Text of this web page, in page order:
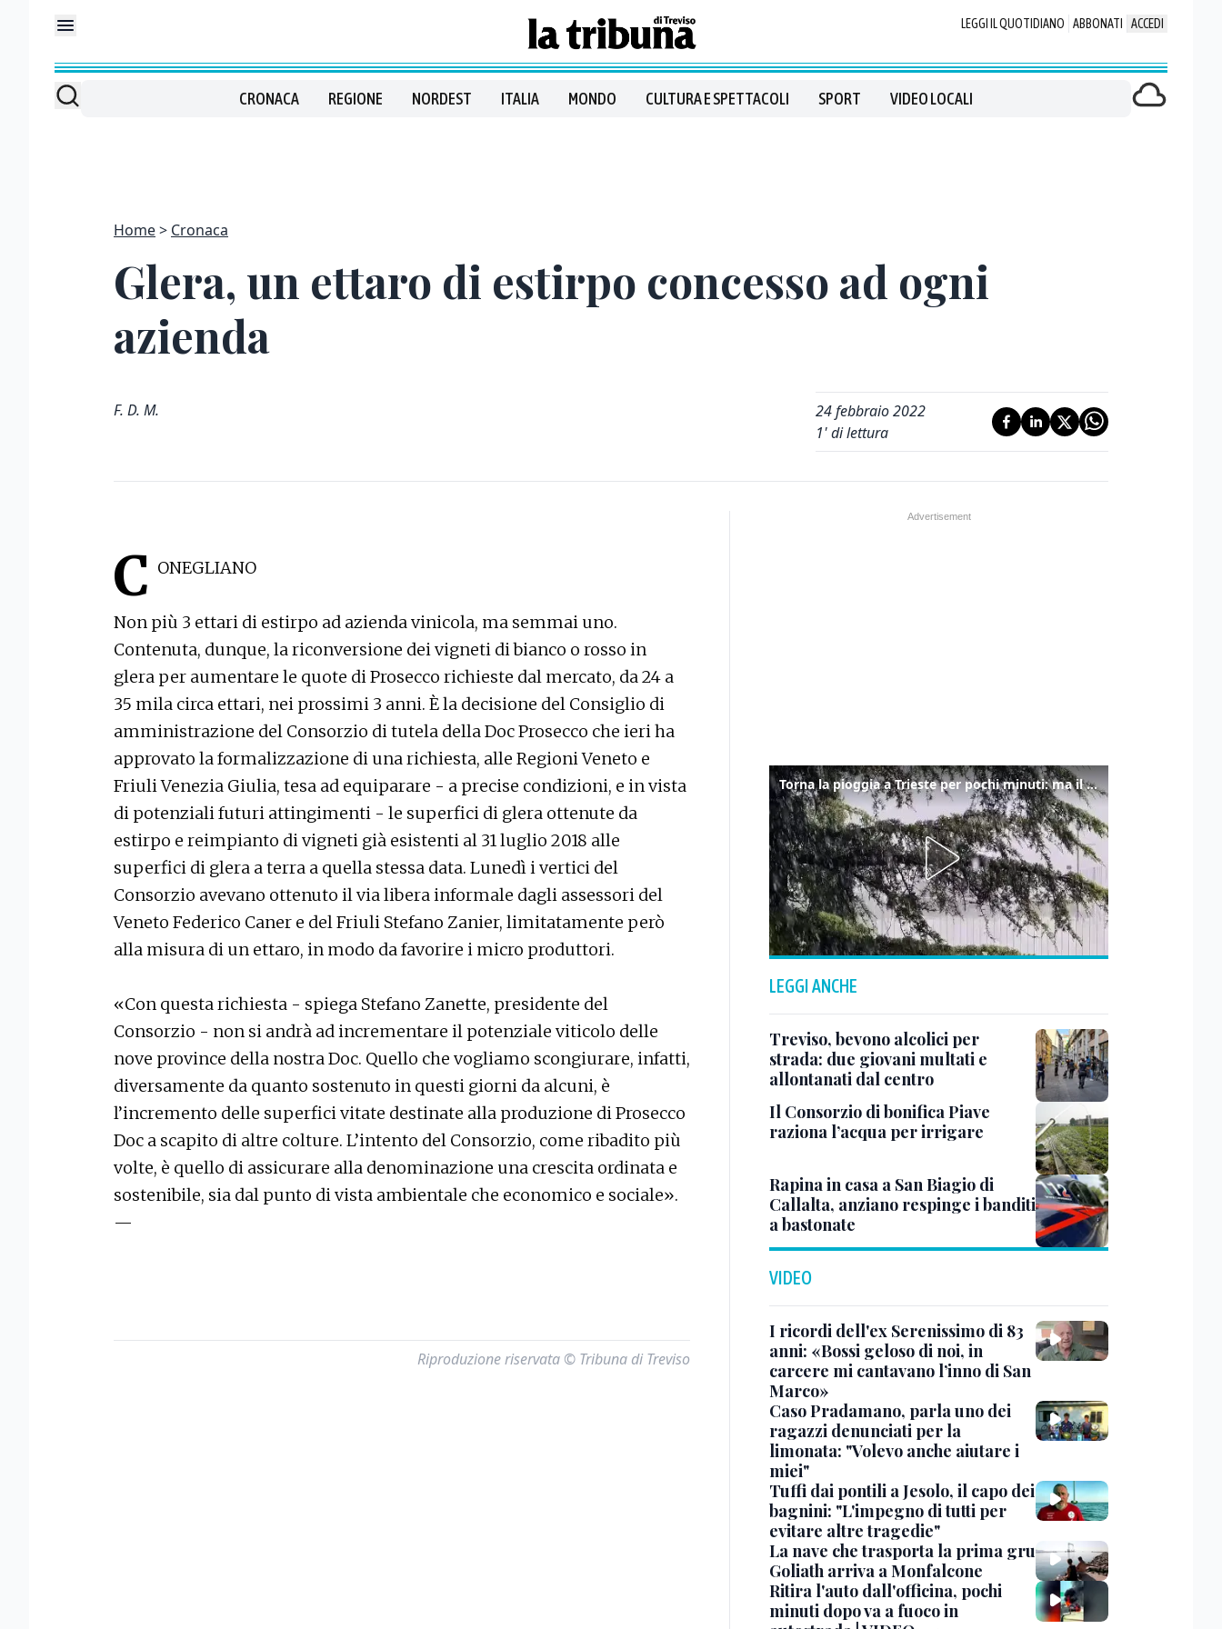
LEGGI IL QUOTIDIANO ABBONATI ACCEDI
CRONACA REGIONE NORDEST ITALIA MONDO CULTURA E SPETTACOLI SPORT VIDEO LOCALI
Home Cronaca
Glera, un ettaro di estirpo concesso ad ogni
azienda
F. D. M.
24 febbraio 2022
1' di lettura
C ONEGLIANO
Non più 3 ettari di estirpo ad azienda vinicola, ma semmai uno.
Contenuta, dunque, la riconversione dei vigneti di bianco o rosso in
glera per aumentare le quote di Prosecco richieste dal mercato, da 24 a
35 mila circa ettari, nei prossimi 3 anni. È la decisione del Consiglio di
amministrazione del Consorzio di tutela della Doc Prosecco che ieri ha
approvato la formalizzazione di una richiesta, alle Regioni Veneto e
Friuli Venezia Giulia, tesa ad equiparare - a precise condizioni, e in vista
di potenziali futuri attingimenti - le superfici di glera ottenute da
estirpo e reimpianto di vigneti già esistenti al 31 luglio 2018 alle
superfici di glera a terra a quella stessa data. Lunedì i vertici del
Consorzio avevano ottenuto il via libera informale dagli assessori del
Veneto Federico Caner e del Friuli Stefano Zanier, limitatamente però
alla misura di un ettaro, in modo da favorire i micro produttori.
«Con questa richiesta - spiega Stefano Zanette, presidente del
Consorzio - non si andrà ad incrementare il potenziale viticolo delle
nove province della nostra Doc. Quello che vogliamo scongiurare, infatti,
diversamente da quanto sostenuto in questi giorni da alcuni, è
l’incremento delle superfici vitate destinate alla produzione di Prosecco
Doc a scapito di altre colture. L’intento del Consorzio, come ribadito più
volte, è quello di assicurare alla denominazione una crescita ordinata e
sostenibile, sia dal punto di vista ambientale che economico e sociale».
—
Riproduzione riservata © Tribuna di Treviso
Torna la pioggia a Trieste per pochi minuti: ma il caldo non molla
LEGGI ANCHE
Treviso, bevono alcolici per
strada: due giovani multati e
allontanati dal centro
Il Consorzio di bonifica Piave
raziona l’acqua per irrigare
Rapina in casa a San Biagio di
Callalta, anziano respinge i banditi
a bastonate
VIDEO
I ricordi dell'ex Serenissimo di 83
anni: «Bossi geloso di noi, in
carcere mi cantavano l’inno di San
Marco»
Caso Pradamano, parla uno dei
ragazzi denunciati per la
limonata: "Volevo anche aiutare i
miei"
Tuffi dai pontili a Jesolo, il capo dei
bagnini: "L'impegno di tutti per
evitare altre tragedie"
La nave che trasporta la prima gru
Goliath arriva a Monfalcone
Ritira l'auto dall'officina, pochi
minuti dopo va a fuoco in